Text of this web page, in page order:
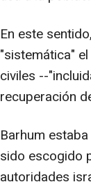
En este
"sistemática"
civiles --
recuperación
Barhum
sido escogido
autoridades